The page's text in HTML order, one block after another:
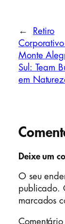
←
Retiro
Monte
Sul: Team
em
Deixe um
O seu
publicado.
marcados
Comentário